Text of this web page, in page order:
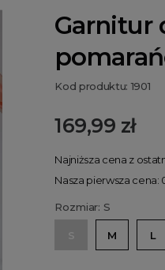
Garnitur
Kod produktu: 1901
169,99 zł
Najniższa cena z
Nasza pierwsza cena:
Rozmiar: S
S M L